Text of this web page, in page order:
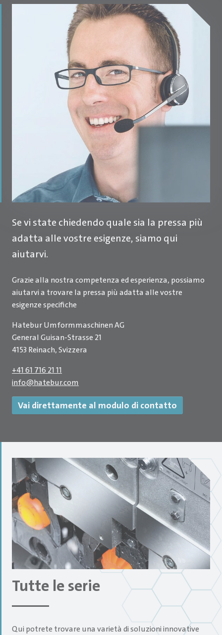
Se vi state chiedendo quale sia la pressa più
adatta alle vostre esigenze, siamo qui
aiutarvi.
Grazie alla nostra competenza ed esperienza, possiamo
aiutarvi a trovare la pressa più adatta alle vostre
esigenze specifiche
Hatebur Umformmaschinen AG
General Guisan-Strasse 21
4153 Reinach, Svizzera
+41 61 716 21 11
info@hatebur.com
Vai direttamente al modulo di contatto
Tutte le serie
Qui potrete trovare una varietà di soluzioni innovative